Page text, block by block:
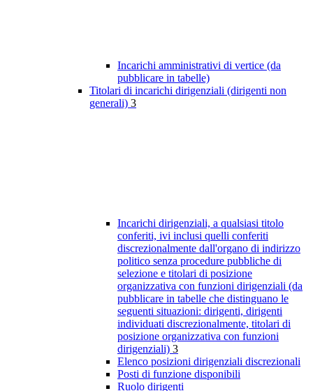
Incarichi amministrativi di vertice (da
pubblicare in tabelle)
Titolari di incarichi dirigenziali (dirigenti non
generali) 3
Incarichi dirigenziali, a qualsiasi titolo
conferiti, ivi inclusi quelli conferiti
discrezionalmente dall'organo di indirizzo
politico senza procedure pubbliche di
selezione e titolari di posizione
organizzativa con funzioni dirigenziali (da
pubblicare in tabelle che distinguano le
seguenti situazioni: dirigenti, dirigenti
individuati discrezionalmente, titolari di
posizione organizzativa con funzioni
dirigenziali) 3
Elenco posizioni dirigenziali discrezionali
Posti di funzione disponibili
Ruolo dirigenti